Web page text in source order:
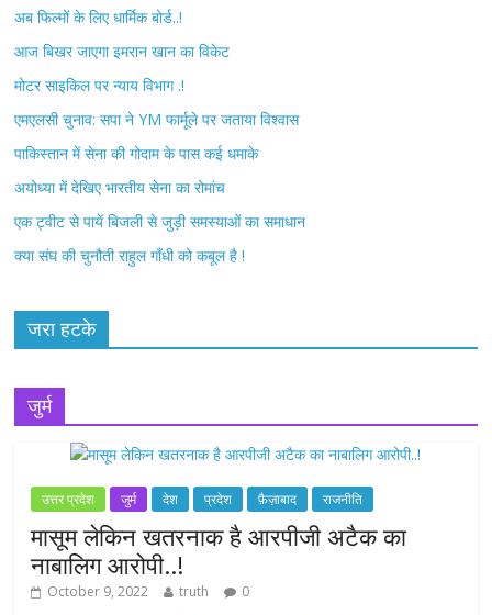
o
o
e
r
अब फिल्मों के लिए धार्मिक बोर्ड..!
आज बिखर जाएगा इमरान खान का विकेट
मोटर साइकिल पर न्याय विभाग .!
एमएलसी चुनाव: सपा ने YM फार्मूले पर जताया विश्वास
पाकिस्तान में सेना की गोदाम के पास कई धमाके
अयोध्या में देखिए भारतीय सेना का रोमांच
एक ट्वीट से पायें बिजली से जुड़ी समस्याओं का समाधान
क्या संघ की चुनौती राहुल गाँधी को कबूल है !
जरा हटके
जुर्म
उत्तर प्रदेश जुर्म देश प्रदेश फ़ैज़ाबाद राजनीति
मासूम लेकिन खतरनाक है आरपीजी अटैक का
नाबालिग आरोपी..!
October 9, 2022 truth 0